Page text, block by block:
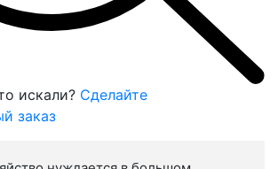
искали? Сделайте
заказ